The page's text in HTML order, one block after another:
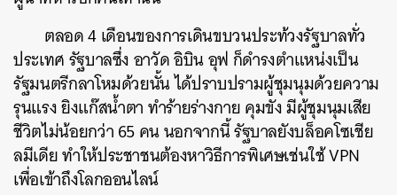
ตลอด 4 เดือนของการเดินขบวนประท้วงรัฐบาลทั่ว
ประเทศ รัฐบาลซึ่ง อาวัด อิบิน อุฟ ก็ดำรงตำแหน่งเป็น
รัฐมนตรีกลาโหมด้วยนั้น ได้ปราบปรามผู้ชุมนุมด้วยความ
รุนแรง ยิงแก๊สน้ำตา ทำร้ายร่างกาย คุมขัง มีผู้ชุมนุมเสีย
ชีวิตไม่น้อยกว่า 65 คน นอกจากนี้ รัฐบาลยังบล็อคโซเชีย
ลมีเดีย ทำให้ประชาชนต้องหาวิธีการพิเศษเช่นใช้ VPN
เพื่อเข้าถึงโลกออนไลน์